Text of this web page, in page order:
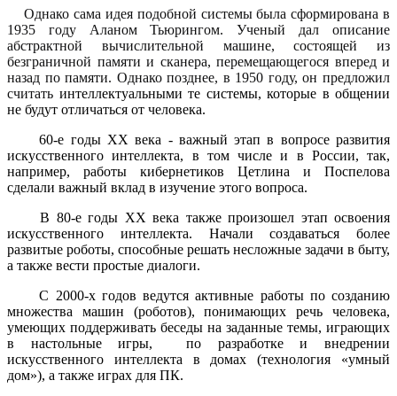
Однако сама идея подобной системы была сформирована в
1935 году Аланом Тьюрингом. Ученый дал описание
абстрактной вычислительной машине, состоящей из
безграничной памяти и сканера, перемещающегося вперед и
назад по памяти. Однако позднее, в 1950 году, он предложил
считать интеллектуальными те системы, которые в общении
не будут отличаться от человека.
60-е годы ХХ века - важный этап в вопросе развития
искусственного интеллекта, в том числе и в России, так,
например, работы кибернетиков Цетлина и Поспелова
сделали важный вклад в изучение этого вопроса.
В 80-е годы ХХ века также произошел этап освоения
искусственного интеллекта. Начали создаваться более
развитые роботы, способные решать несложные задачи в быту,
а также вести простые диалоги.
С 2000-х годов ведутся активные работы по созданию
множества машин (роботов), понимающих речь человека,
умеющих поддерживать беседы на заданные темы, играющих
в настольные игры,
по разработке и внедрении
искусственного интеллекта в домах (технология «умный
дом»), а также играх для ПК.